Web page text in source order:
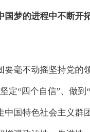
国梦的进程中不断开
毫不动摇坚持党的领
定“四个自信”、做到
中国特色社会主义群